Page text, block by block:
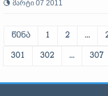
მარტი 07 2011
წინა 1 2 ...
301 302 ... 307